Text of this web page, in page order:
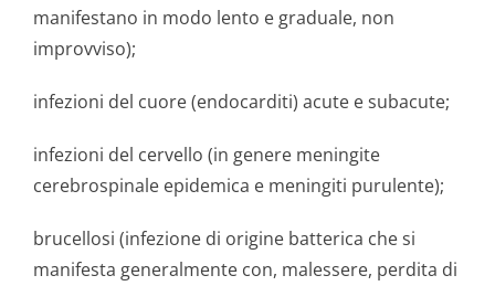
manifestano in modo lento e graduale, non
improvviso);
infezioni del cuore (endocarditi) acute e subacute;
infezioni del cervello (in genere meningite
cerebrospinale epidemica e meningiti purulente);
brucellosi (infezione di origine batterica che si
manifesta generalmente con, malessere, perdita di